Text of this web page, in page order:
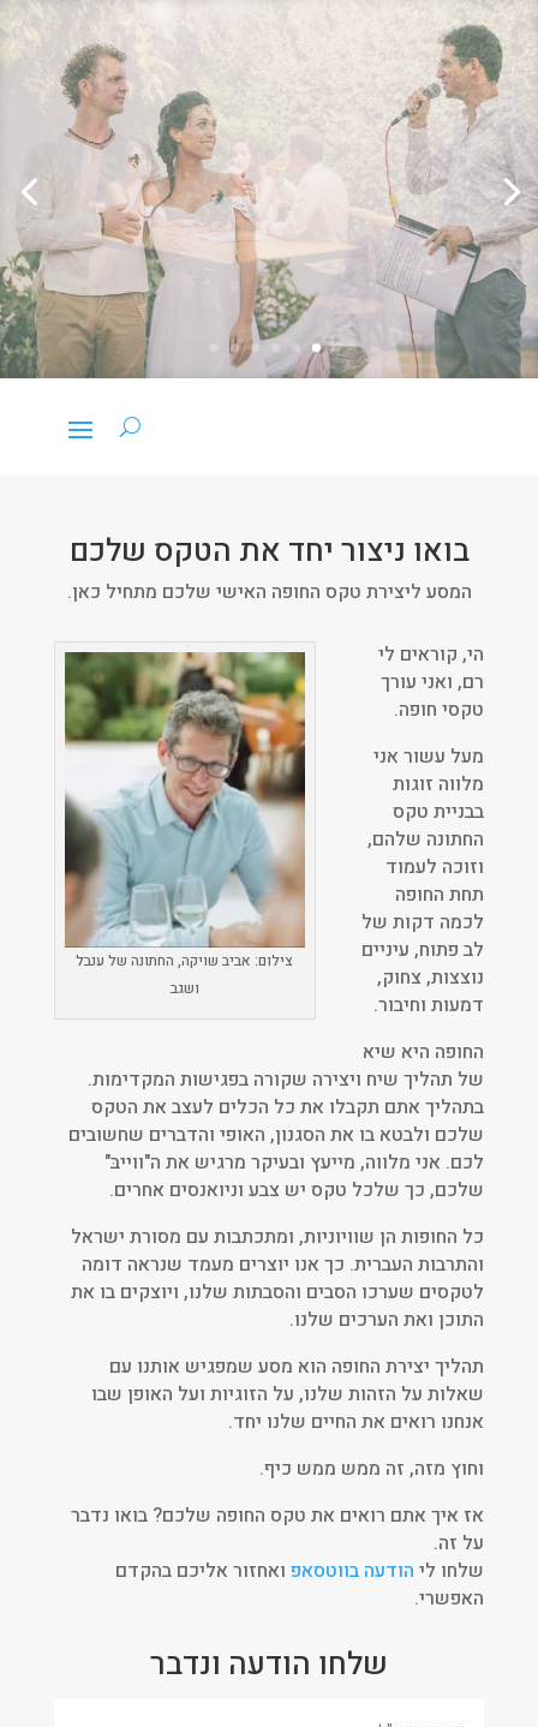
בואו ניצור יחד את הטקס שלכם
המסע ליצירת טקס החופה האישי שלכם מתחיל כאן.
צילום: אביב שויקה, החתונה של ענבל
ושגב
הי, קוראים לי
רם, ואני עורך
טקסי חופה.
מעל עשור אני
מלווה זוגות
בבניית טקס
החתונה שלהם,
וזוכה לעמוד
תחת החופה
לכמה דקות של
לב פתוח, עיניים
נוצצות, צחוק,
דמעות וחיבור.
החופה היא שיא
של תהליך שיח ויצירה שקורה בפגישות המקדימות.
בתהליך אתם תקבלו את כל הכלים לעצב את הטקס
שלכם ולבטא בו את הסגנון, האופי והדברים שחשובים
לכם. אני מלווה, מייעץ ובעיקר מרגיש את ה"ווייבּ"
שלכם, כך שלכל טקס יש צבע וניואנסים אחרים.
כל החופות הן שוויוניות, ומתכתבות עם מסורת ישראל
והתרבות העברית. כך אנו יוצרים מעמד שנראה דומה
לטקסים שערכו הסבים והסבתות שלנו, ויוצקים בו את
התוכן ואת הערכים שלנו.
תהליך יצירת החופה הוא מסע שמפגיש אותנו עם
שאלות על הזהות שלנו, על הזוגיות ועל האופן שבו
אנחנו רואים את החיים שלנו יחד.
וחוץ מזה, זה ממש ממש כיף.
אז איך אתם רואים את טקס החופה שלכם? בואו נדבר
על זה.
שלחו לי הודעה בווטסאפואחזור אליכם בהקדם
האפשרי.
שלחו הודעה ונדבר